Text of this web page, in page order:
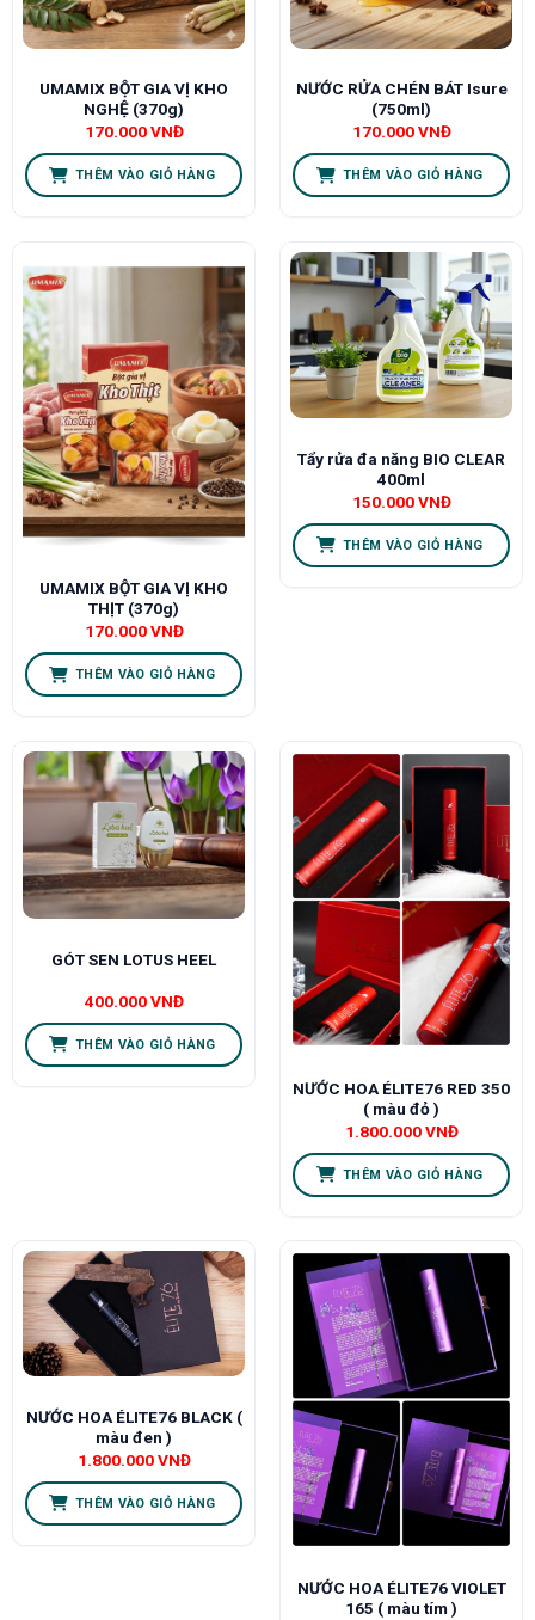
UMAMIX BỘT GIA VỊ KHO
NGHỆ (370g)
170.000VNĐ
THÊM VÀO GIỎ HÀNG
NƯỚC RỬA CHÉN BÁT Isure
(750ml)
170.000VNĐ
THÊM VÀO GIỎ HÀNG
UMAMIX BỘT GIA VỊ KHO
THỊT (370g)
170.000VNĐ
THÊM VÀO GIỎ HÀNG
Tẩy rửa đa năng BIO CLEAR
400ml
150.000VNĐ
THÊM VÀO GIỎ HÀNG
GÓT SEN LOTUS HEEL
400.000VNĐ
THÊM VÀO GIỎ HÀNG
NƯỚC HOA ÉLITE76 RED 350
( màu đỏ )
1.800.000VNĐ
THÊM VÀO GIỎ HÀNG
NƯỚC HOA ÉLITE76 BLACK (
màu đen )
1.800.000VNĐ
THÊM VÀO GIỎ HÀNG
NƯỚC HOA ÉLITE76 VIOLET
165 ( màu tím )